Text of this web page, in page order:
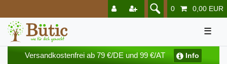
0 0,00 EUR
☰
Versandkostenfrei ab 79 €/DE und 99 €/AT Info